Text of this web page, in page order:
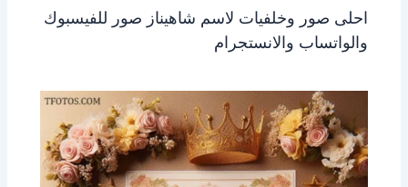
احلى صور وخلفيات لاسم شاهيناز صور للفيسبوك
والواتساب والانستجرام